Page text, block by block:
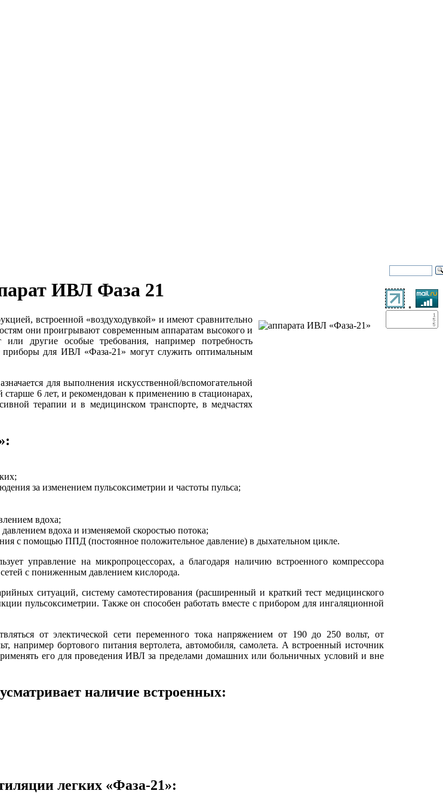
ИВЛ Фаза 21
встроенной «воздуходувкой» и имеют сравнительно
они проигрывают современным аппаратам высокого и
другие особые требования, например потребность
приборы для ИВЛ «Фаза-21» могут служить оптимальным
для выполнения искусственной/вспомогательной
6 лет, и рекомендован к применению в стационарах,
терапии и в медицинском транспорте, в медчастях
за изменением пульсоксиметрии и частоты пульса;
вдоха;
вдоха и изменяемой скоростью потока;
с помощью ППД (постоянное положительное давление) в дыхательном цикле.
управление на микропроцессорах, а благодаря наличию встроенного компрессора
с пониженным давлением кислорода.
ситуаций, систему самотестирования (расширенный и краткий тест медицинского
пульсоксиметрии. Также он способен работать вместе с прибором для ингаляционной
от электической сети переменного тока напряжением от 190 до 250 вольт, от
например бортового питания вертолета, автомобиля, самолета. А встроенный источник
его для проведения ИВЛ за пределами домашних или больничных условий и вне
наличие встроенных:
легких «Фаза-21»: